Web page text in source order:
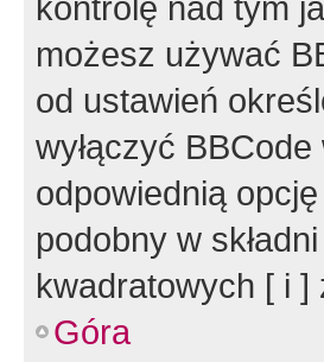
możesz używać
od ustawień
wyłączyć
odpowiednią
podobny w
kwadratowych [ i ]
Góra